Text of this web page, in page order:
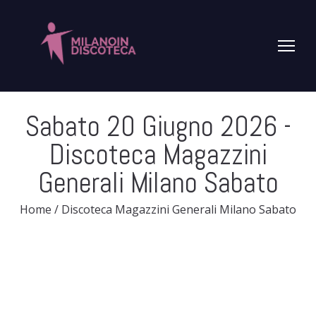
Sabato 20 Giugno 2026 -
Discoteca Magazzini
Generali Milano Sabato
Home / Discoteca Magazzini Generali Milano Sabato